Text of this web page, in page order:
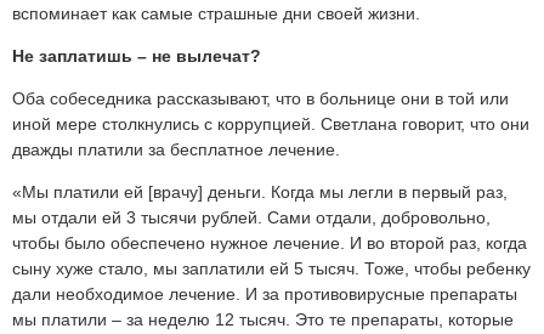
вспоминает как самые страшные дни своей жизни.
Не заплатишь – не вылечат?
Оба собеседника рассказывают, что в больнице они в той или
иной мере столкнулись с коррупцией. Светлана говорит, что они
дважды платили за бесплатное лечение.
«Мы платили ей [врачу] деньги. Когда мы легли в первый раз,
мы отдали ей 3 тысячи рублей. Сами отдали, добровольно,
чтобы было обеспечено нужное лечение. И во второй раз, когда
сыну хуже стало, мы заплатили ей 5 тысяч. Тоже, чтобы ребенку
дали необходимое лечение. И за противовирусные препараты
мы платили – за неделю 12 тысяч. Это те препараты, которые